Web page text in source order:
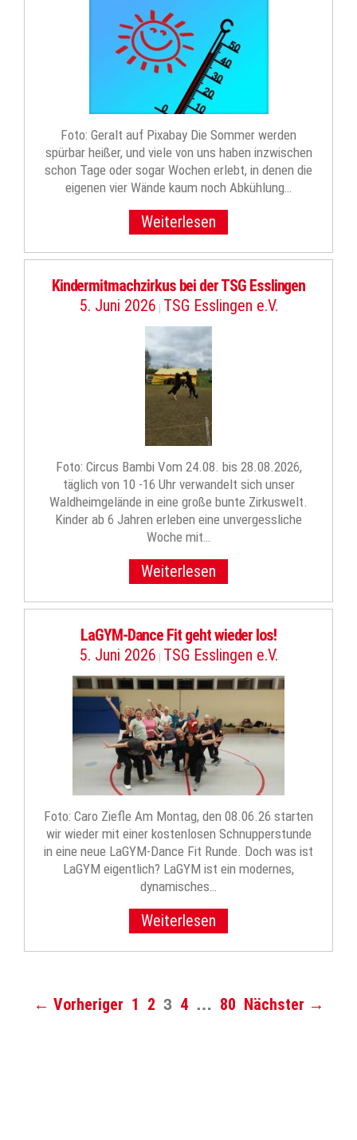
Foto: Geralt auf Pixabay Die Sommer werden
spürbar heißer, und viele von uns haben inzwischen
schon Tage oder sogar Wochen erlebt, in denen die
eigenen vier Wände kaum noch Abkühlung…
Weiterlesen
Kindermitmachzirkus bei der TSG Esslingen
5. Juni 2026 | TSG Esslingen e.V.
Foto: Circus Bambi Vom 24.08. bis 28.08.2026,
täglich von 10 -16 Uhr verwandelt sich unser
Waldheimgelände in eine große bunte Zirkuswelt.
Kinder ab 6 Jahren erleben eine unvergessliche
Woche mit…
Weiterlesen
LaGYM-Dance Fit geht wieder los!
5. Juni 2026 | TSG Esslingen e.V.
Foto: Caro Ziefle Am Montag, den 08.06.26 starten
wir wieder mit einer kostenlosen Schnupperstunde
in eine neue LaGYM-Dance Fit Runde. Doch was ist
LaGYM eigentlich? LaGYM ist ein modernes,
dynamisches…
Weiterlesen
← Vorheriger 1 2 3 4 … 80 Nächster →